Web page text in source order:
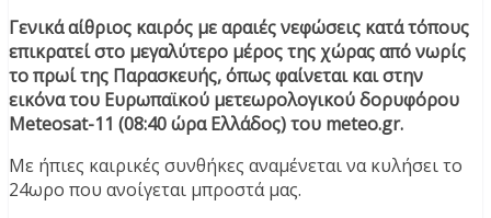
Γενικά αίθριος καιρός με αραιές νεφώσεις κατά τόπους
επικρατεί στο μεγαλύτερο μέρος της χώρας από νωρίς
το πρωί της Παρασκευής, όπως φαίνεται και στην
εικόνα του Ευρωπαϊκού μετεωρολογικού δορυφόρου
Meteosat-11 (08:40 ώρα Ελλάδος) του meteo.gr.
Με ήπιες καιρικές συνθήκες αναμένεται να κυλήσει το
24ωρο που ανοίγεται μπροστά μας.